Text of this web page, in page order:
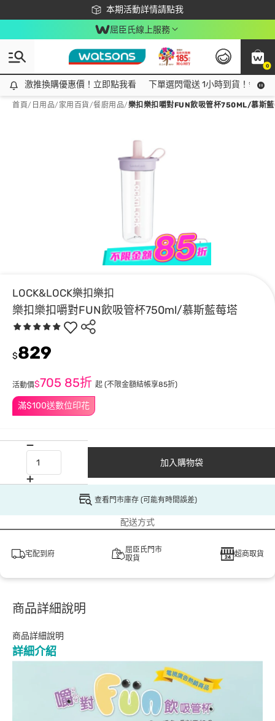
本期活動詳情請點我
下載app最高回饋$350
屈臣氏線上服務
0
激推換購優惠價！立即點我看
激推換購優惠價！立即點我看 下單選閃電送 1小時到貨！領神
首頁/ 日用品/ 家用百貨/餐廚用品/樂扣樂扣嚼對FUN飲吸管杯750ML/慕斯
LOCK&LOCK樂扣樂扣
樂扣樂扣嚼對FUN飲吸管杯750ml/慕斯藍莓塔
滿$100送數位印花
$829
活動價$705 85折 起 (不限金額結帳享85折)
加入購物袋
查看門市庫存 (可能有時間誤差)
配送方式
宅配到府
屈臣氏門市
取貨
超商取貨
商品詳細說明
商品詳細說明
詳細介紹